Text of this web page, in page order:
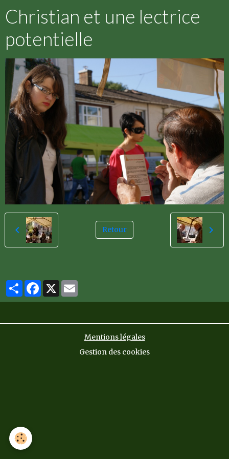
Christian et une lectrice
potentielle
Retour
PartagerFacebook
X
Mentions légales
Gestion des cookies